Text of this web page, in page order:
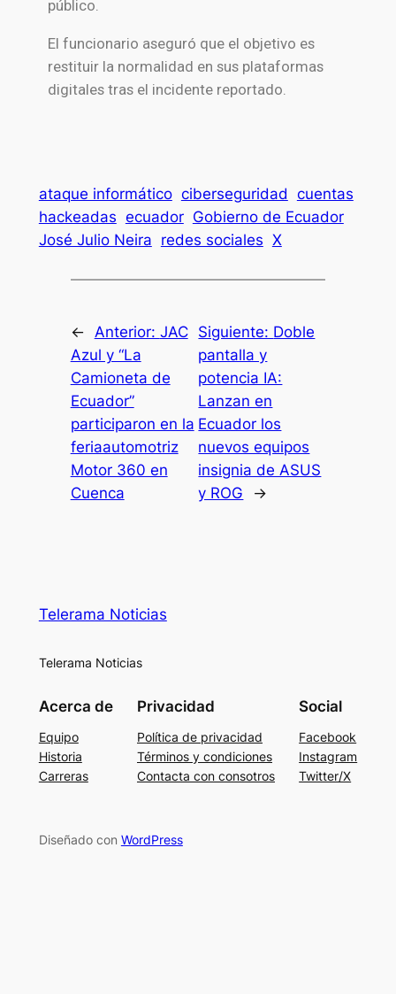
público.
El funcionario aseguró que el objetivo es
restituir la normalidad en sus plataformas
digitales tras el incidente reportado.
ataque informático ciberseguridad cuentas
hackeadas ecuador Gobierno de Ecuador
José Julio Neira redes sociales X
← Anterior: JAC
Azul y “La
Camioneta de
Ecuador”
participaron en la
feriaautomotriz
Motor 360 en
Cuenca
Siguiente: Doble
pantalla y
potencia IA:
Lanzan en
Ecuador los
nuevos equipos
insignia de ASUS
y ROG
→
Telerama Noticias
Telerama Noticias
Acerca de
Equipo
Historia
Carreras
Privacidad
Política de privacidad
Términos y condiciones
Contacta con consotros
Social
Facebook
Instagram
Twitter/X
Diseñado con WordPress